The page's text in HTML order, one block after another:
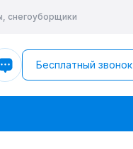
снегоуборщики
Бесплатный звонок